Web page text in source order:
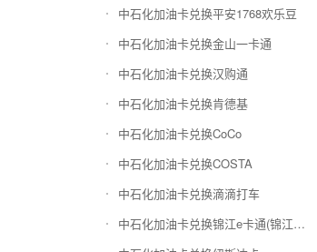
中石化加油卡兑换平安1768欢乐豆
中石化加油卡兑换金山一卡通
中石化加油卡兑换汉购通
中石化加油卡兑换肯德基
中石化加油卡兑换CoCo
中石化加油卡兑换COSTA
中石化加油卡兑换滴滴打车
中石化加油卡兑换锦江e卡通(锦江一卡通)